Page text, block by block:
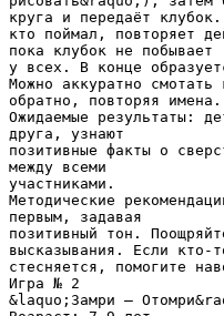
круга и передаёт
кто поймал, повторяет
пока клубок не побывает
у всех. В конце
Можно аккуратно смотать
обратно, повторяя имена.
Ожидаемые результаты:
друга, узнают
позитивные факты о
между всеми
участниками.
Методические
первым, задавая
позитивный тон.
высказывания. Если
стесняется, помогите
Игра № 2
&laquo;Замри —